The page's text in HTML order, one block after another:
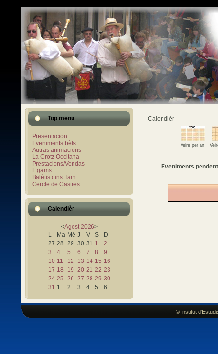
Top menu
Presentacion
Eveniments bèls
Autras animacions
La Crotz Occitana
Prestacions/Vendas
Ligams
Balètis dins Tarn
Cercle de Castres
Calendièr
<Agost 2026>
L
Ma Mè J V S
D
27 28 29 30 31 1
2
3
4 5 6 7 8
9
10 11 12 13 14 15 16
17 18 19 20 21 22 23
24 25 26 27 28 29 30
31 1 2 3 4 5 6
Calendièr
Veire per an
Eveniments pendent
© Institut